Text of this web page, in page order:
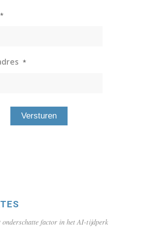
*
*
onderschatte factor in het AI-tijdperk